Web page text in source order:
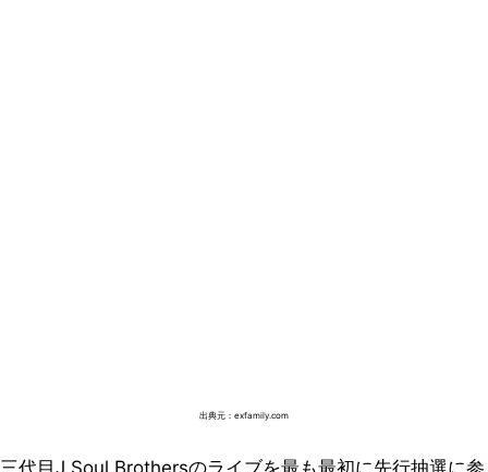
出典元：exfamily.com
三代目J Soul Brothersのライブを最も最初に先行抽選に参